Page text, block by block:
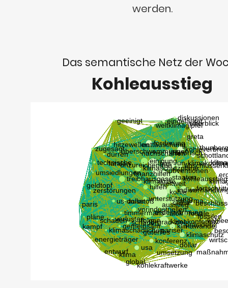
werden.
Das semantische Netz der
Kohleausstieg